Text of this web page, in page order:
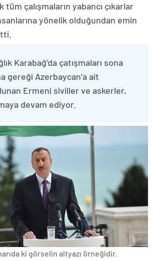
tüm çalışmaların yabancı çıkarlar
yönelik olduğundan emin
Karabağ’da çatışmaları sona
gereği Azerbaycan’a ait
Ermeni siviller ve askerler,
devam ediyor.
ki görselin altyazı örneğidir.